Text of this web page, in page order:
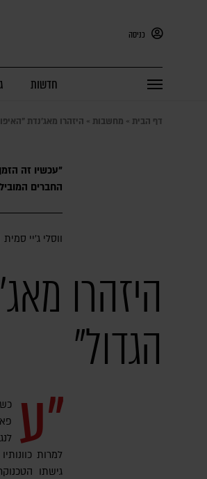
כניסה
חדשות
דף הבית » מחשבות » היזהרו מאג'נדת
"עכשיו זה
החברים
ווסלי ג'יי סמית
היזהרו
הגדול"
"ע
למרות
גישתו